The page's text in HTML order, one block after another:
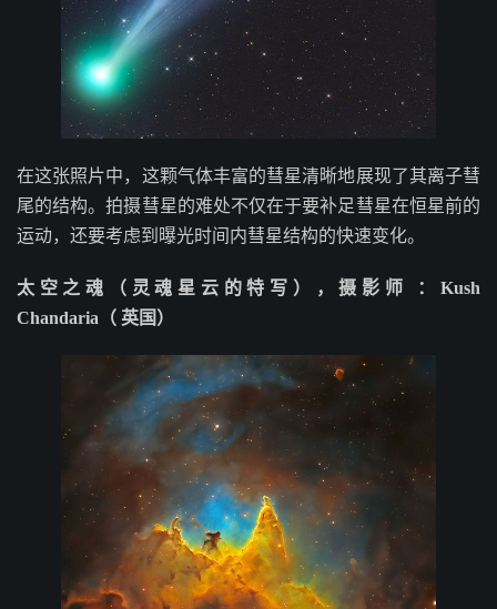
在这张照片中，这颗气体丰富的彗星清晰地展现了其离子彗
尾的结构。拍摄彗星的难处不仅在于要补足彗星在恒星前的
运动，还要考虑到曝光时间内彗星结构的快速变化。
太空之魂（灵魂星云的特写），摄影师 ：Kush
Chandaria（ 英国）